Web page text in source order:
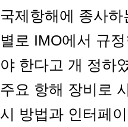
국제항해에 종사
별로 IMO에서 규
야 한다고 개 정하
주요 항해 장비로
시 방법과 인터페